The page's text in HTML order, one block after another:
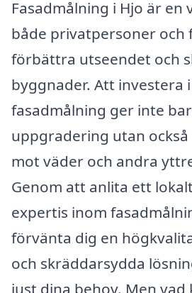
Fasadmålning i Hjo är
både privatpersoner och
förbättra utseendet och
byggnader. Att investera
fasadmålning ger inte
uppgradering utan
mot väder och andra
Genom att anlita ett
expertis inom
förvänta dig en
och skräddarsydda
just dina behov. Men vad